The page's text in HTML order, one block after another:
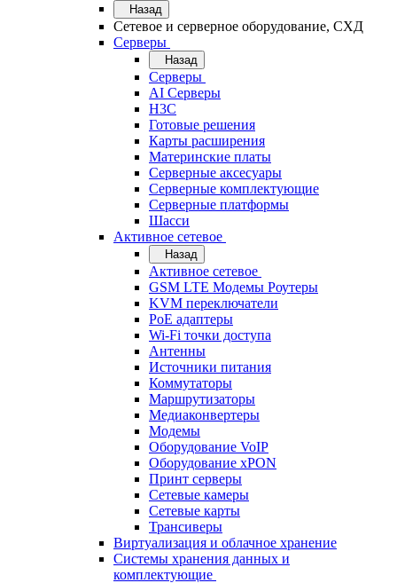
Назад
Сетевое и серверное оборудование, СХД
Cерверы
Назад
Cерверы
AI Серверы
H3C
Готовые решения
Карты расширения
Материнские платы
Серверные аксесуары
Серверные комплектующие
Серверные платформы
Шасси
Активное сетевое
Назад
Активное сетевое
GSM LTE Модемы Роутеры
KVM переключатели
PoE адаптеры
Wi-Fi точки доступа
Антенны
Источники питания
Коммутаторы
Маршрутизаторы
Медиаконвертеры
Модемы
Оборудование VoIP
Оборудование xPON
Принт серверы
Сетевые камеры
Сетевые карты
Трансиверы
Виртуализация и облачное хранение
Системы хранения данных и
комплектующие